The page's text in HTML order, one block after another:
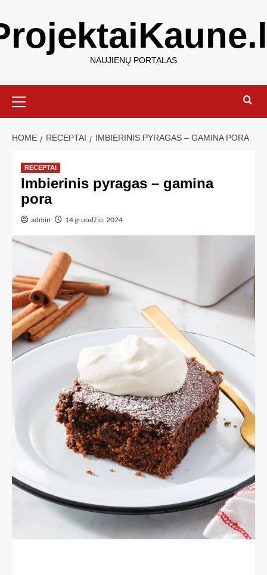
NAUJIENŲ PORTALAS
HOME RECEPTAI IMBIERINIS PYRAGAS – GAMINA PORA
RECEPTAI
Imbierinis pyragas – gamina
pora
admin 14 gruodžio, 2024